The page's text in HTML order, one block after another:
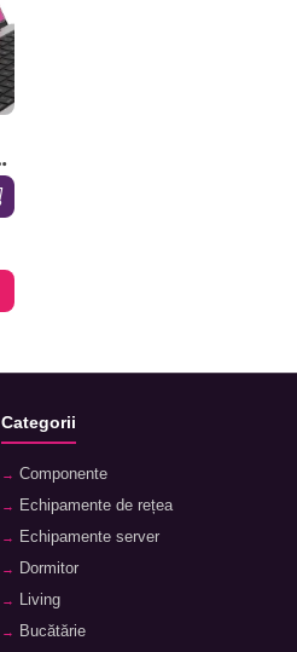
Categorii
Componente
Echipamente de rețea
Echipamente server
Dormitor
Living
Bucătărie